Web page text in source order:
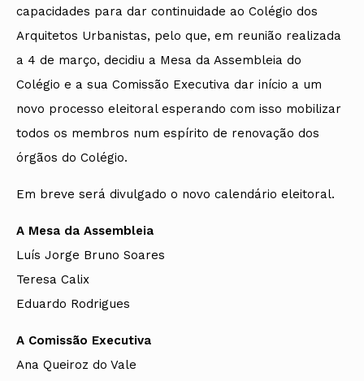
capacidades para dar continuidade ao Colégio dos
Arquitetos Urbanistas, pelo que, em reunião realizada
a 4 de março, decidiu a Mesa da Assembleia do
Colégio e a sua Comissão Executiva dar início a um
novo processo eleitoral esperando com isso mobilizar
todos os membros num espírito de renovação dos
órgãos do Colégio.
Em breve será divulgado o novo calendário eleitoral.
A Mesa da Assembleia
Luís Jorge Bruno Soares
Teresa Calix
Eduardo Rodrigues
A Comissão Executiva
Ana Queiroz do Vale